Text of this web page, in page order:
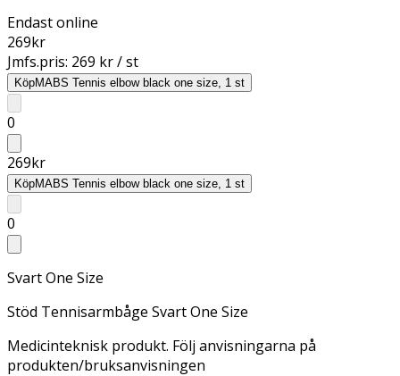
Endast online
269kr
Jmfs.pris: 269 kr / st
KöpMABS Tennis elbow black one size, 1 st
0
269kr
KöpMABS Tennis elbow black one size, 1 st
0
Svart One Size
Stöd Tennisarmbåge Svart One Size
Medicinteknisk produkt. Följ anvisningarna på
produkten/bruksanvisningen